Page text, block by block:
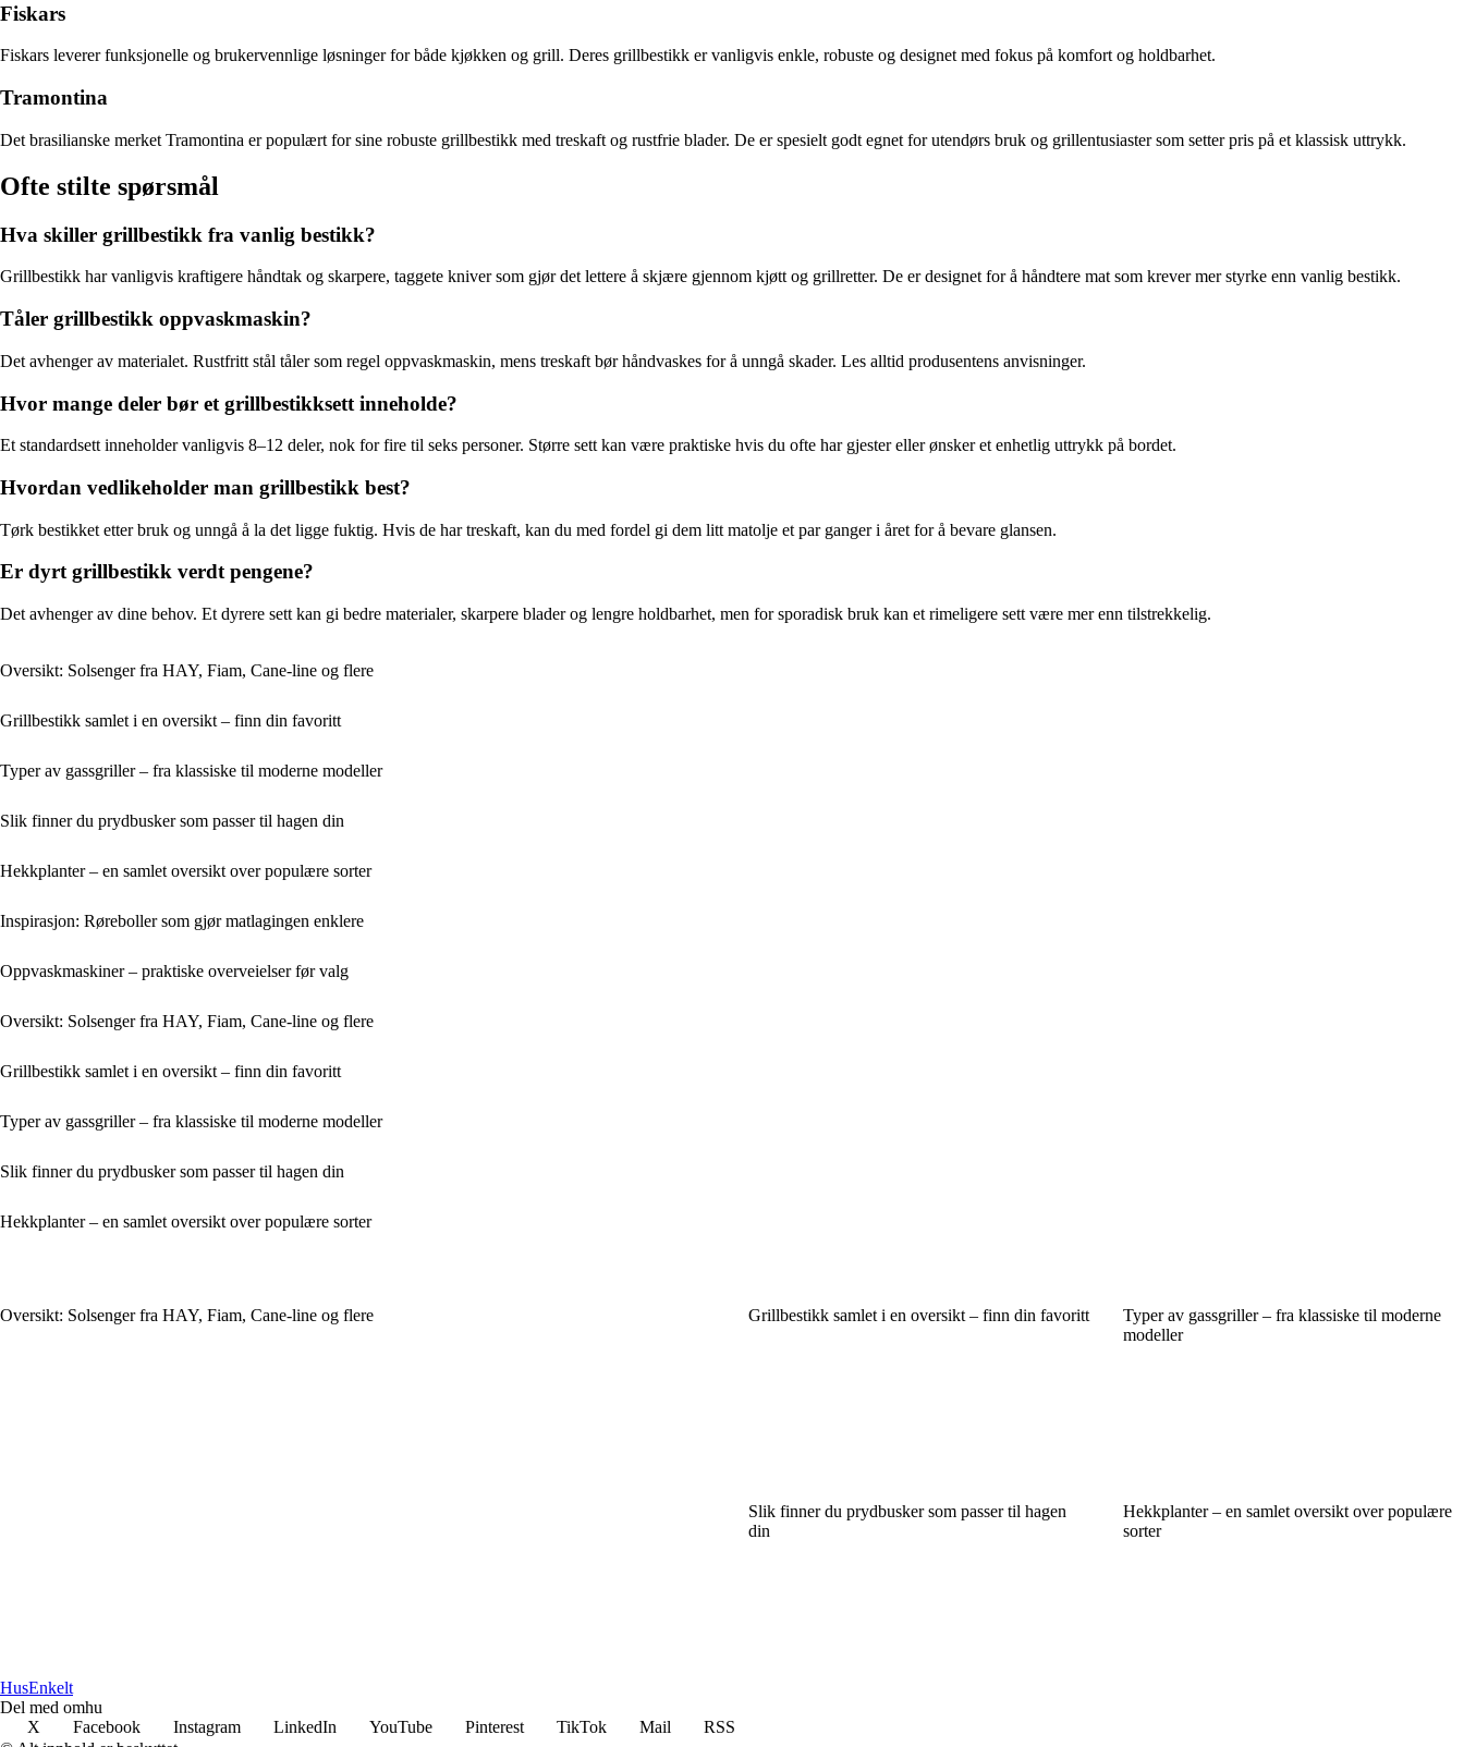
Fiskars
Fiskars leverer funksjonelle og brukervennlige løsninger for både kjøkken og grill. Deres grillbestikk er vanligvis enkle, robuste og designet med fokus på komfort og holdbarhet.
Tramontina
Det brasilianske merket Tramontina er populært for sine robuste grillbestikk med treskaft og rustfrie blader. De er spesielt godt egnet for utendørs bruk og grillentusiaster som setter pris på et klassisk uttrykk.
Ofte stilte spørsmål
Hva skiller grillbestikk fra vanlig bestikk?
Grillbestikk har vanligvis kraftigere håndtak og skarpere, taggete kniver som gjør det lettere å skjære gjennom kjøtt og grillretter. De er designet for å håndtere mat som krever mer styrke enn vanlig bestikk.
Tåler grillbestikk oppvaskmaskin?
Det avhenger av materialet. Rustfritt stål tåler som regel oppvaskmaskin, mens treskaft bør håndvaskes for å unngå skader. Les alltid produsentens anvisninger.
Hvor mange deler bør et grillbestikksett inneholde?
Et standardsett inneholder vanligvis 8–12 deler, nok for fire til seks personer. Større sett kan være praktiske hvis du ofte har gjester eller ønsker et enhetlig uttrykk på bordet.
Hvordan vedlikeholder man grillbestikk best?
Tørk bestikket etter bruk og unngå å la det ligge fuktig. Hvis de har treskaft, kan du med fordel gi dem litt matolje et par ganger i året for å bevare glansen.
Er dyrt grillbestikk verdt pengene?
Det avhenger av dine behov. Et dyrere sett kan gi bedre materialer, skarpere blader og lengre holdbarhet, men for sporadisk bruk kan et rimeligere sett være mer enn tilstrekkelig.
Oversikt: Solsenger fra HAY, Fiam, Cane-line og flere
Grillbestikk samlet i en oversikt – finn din favoritt
Typer av gassgriller – fra klassiske til moderne modeller
Slik finner du prydbusker som passer til hagen din
Hekkplanter – en samlet oversikt over populære sorter
Inspirasjon: Røreboller som gjør matlagingen enklere
Oppvaskmaskiner – praktiske overveielser før valg
Oversikt: Solsenger fra HAY, Fiam, Cane-line og flere
Grillbestikk samlet i en oversikt – finn din favoritt
Typer av gassgriller – fra klassiske til moderne modeller
Slik finner du prydbusker som passer til hagen din
Hekkplanter – en samlet oversikt over populære sorter
Oversikt: Solsenger fra HAY, Fiam, Cane-line og flere Grillbestikk samlet i en oversikt – finn din favoritt
Typer av gassgriller – fra klassiske til moderne
modeller
Slik finner du prydbusker som passer til hagen
din
Hekkplanter – en samlet oversikt over populære
sorter
HusEnkelt
Del med omhu
X
Facebook Instagram LinkedIn YouTube Pinterest TikTok Mail
RSS